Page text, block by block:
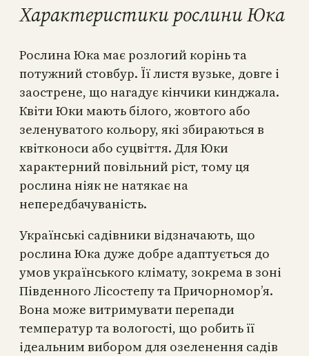
Характеристики рослини Юка
Рослина Юка має розлогий корінь та
потужний стовбур. Її листя вузьке, довге і
заострене, що нагадує кінчики кинджала.
Квіти Юки мають білого, жовтого або
зеленуватого кольору, які збираються в
квітконоси або суцвіття. Для Юки
характерний повільний ріст, тому ця
рослина ніяк не натякає на
непередбачуваність.
Українські садівники відзначають, що
рослина Юка дуже добре адаптується до
умов українського клімату, зокрема в зоні
Південного Лісостепу та Причорномор’я.
Вона може витримувати перепади
температур та вологості, що робить її
ідеальним вибором для озеленення садів